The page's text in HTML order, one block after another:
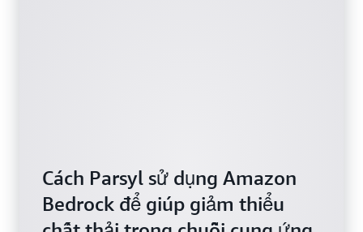
Cách Parsyl sử dụng Amazon
Bedrock để giúp giảm thiểu